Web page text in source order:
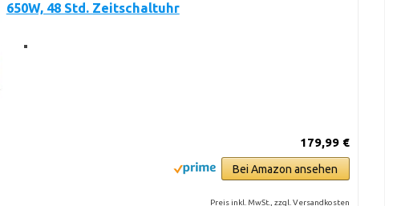
650W, 48 Std. Zeitschaltuhr
179,99 €
Bei Amazon ansehen
Preis inkl. MwSt., zzgl. Versandkosten